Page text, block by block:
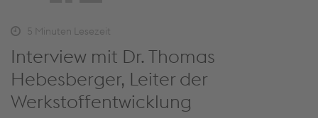
5 Minuten Lesezeit
Interview mit Dr. Thomas
Hebesberger, Leiter der
Werkstoffentwicklung